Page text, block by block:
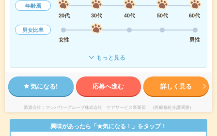
年齢層
20代
30代 40代 50代
60代
男女比率
女性
男性
もっと見る
気になる! 応募へ進む 詳しく見る
派遣会社 マンパワーグループ株式会社 ケアサービス事業部 （医療福祉介護関連）
興味があったら「★気になる！」をタップ！